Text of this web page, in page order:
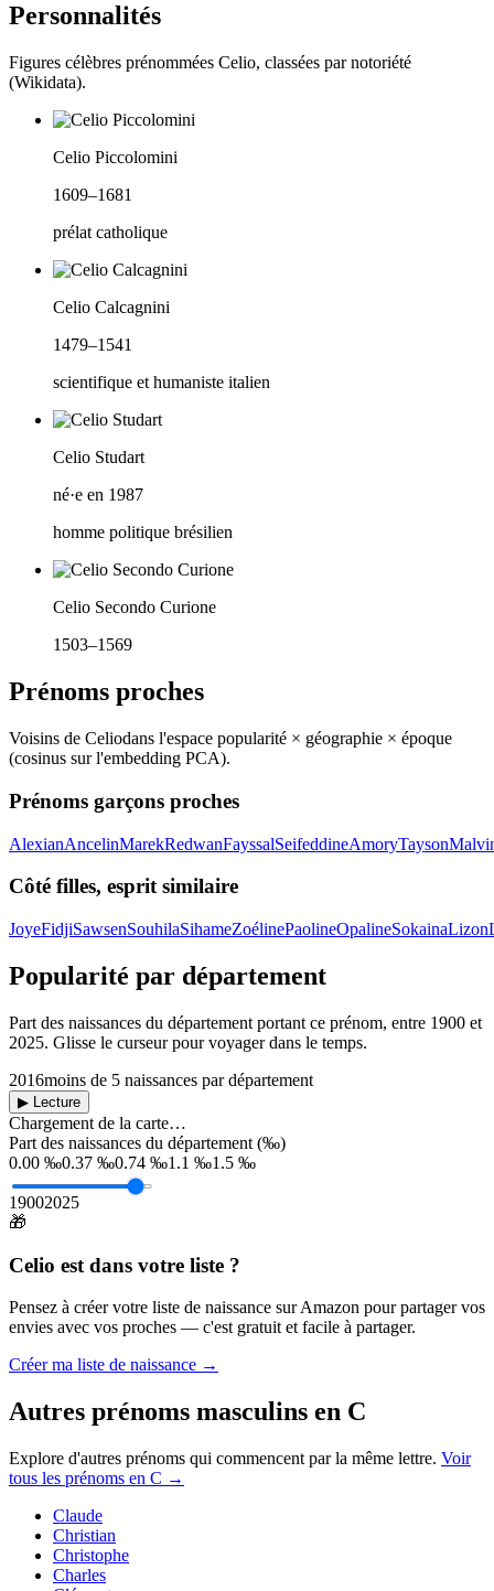
Personnalités
Figures célèbres prénommées Celio, classées par notoriété
(Wikidata).
Celio Piccolomini
1609–1681
prélat catholique
Celio Calcagnini
1479–1541
scientifique et humaniste italien
Celio Studart
né·e en 1987
homme politique brésilien
Celio Secondo Curione
1503–1569
Prénoms proches
Voisins de Celiodans l'espace popularité × géographie × époque
(cosinus sur l'embedding PCA).
Prénoms garçons proches
AlexianAncelinMarekRedwanFayssalSeifeddineAmoryTayson
Côté filles, esprit similaire
JoyeFidjiSawsenSouhilaSihameZoélinePaolineOpalineSokainaLizon
Popularité par département
Part des naissances du département portant ce prénom, entre 1900 et
2025. Glisse le curseur pour voyager dans le temps.
2016moins de 5 naissances par département
▶ Lecture
Chargement de la carte…
Part des naissances du département (‰)
0.00 ‰0.37 ‰0.74 ‰1.1 ‰1.5 ‰
19002025
🎁
Celio est dans votre liste ?
Pensez à créer votre liste de naissance sur Amazon pour partager vos
envies avec vos proches — c'est gratuit et facile à partager.
Créer ma liste de naissance →
Autres prénoms masculins en C
Explore d'autres prénoms qui commencent par la même lettre. Voir
tous les prénoms en C →
Claude
Christian
Christophe
Charles